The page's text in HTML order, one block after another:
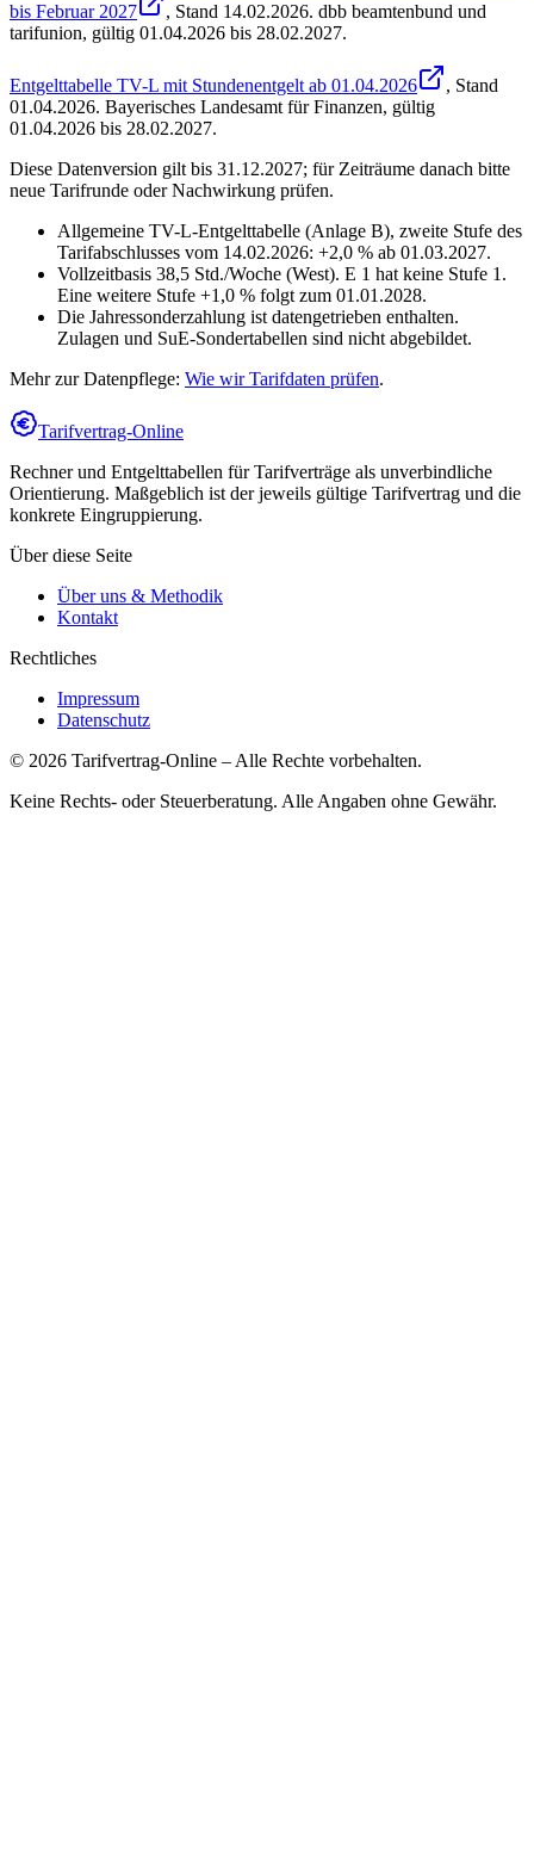
bis Februar 2027
, Stand 14.02.2026. dbb beamtenbund und
tarifunion, gültig 01.04.2026 bis 28.02.2027.
Entgelttabelle TV-L mit Stundenentgelt ab 01.04.2026
, Stand
01.04.2026. Bayerisches Landesamt für Finanzen, gültig
01.04.2026 bis 28.02.2027.
Diese Datenversion gilt bis 31.12.2027; für Zeiträume danach bitte
neue Tarifrunde oder Nachwirkung prüfen.
Allgemeine TV-L-Entgelttabelle (Anlage B), zweite Stufe des
Tarifabschlusses vom 14.02.2026: +2,0 % ab 01.03.2027.
Vollzeitbasis 38,5 Std./Woche (West). E 1 hat keine Stufe 1.
Eine weitere Stufe +1,0 % folgt zum 01.01.2028.
Die Jahressonderzahlung ist datengetrieben enthalten.
Zulagen und SuE-Sondertabellen sind nicht abgebildet.
Mehr zur Datenpflege: Wie wir Tarifdaten prüfen.
Tarifvertrag-Online
Rechner und Entgelttabellen für Tarifverträge als unverbindliche
Orientierung. Maßgeblich ist der jeweils gültige Tarifvertrag und die
konkrete Eingruppierung.
Über diese Seite
Über uns & Methodik
Kontakt
Rechtliches
Impressum
Datenschutz
© 2026 Tarifvertrag-Online – Alle Rechte vorbehalten.
Keine Rechts- oder Steuerberatung. Alle Angaben ohne Gewähr.